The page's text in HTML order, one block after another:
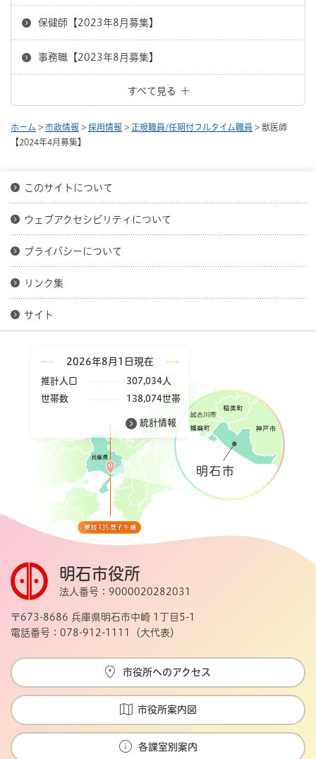
保健師【2023年8月募集】
事務職【2023年8月募集】
すべて見る
ホーム > 市政情報 > 採用情報 > 正規職員/任期付フルタイム職員 > 獣医師
【2024年4月募集】
このサイトについて
ウェブアクセシビリティについて
プライバシーについて
リンク集
サイト
2026年8月1日現在
推計人口
307,034人
世帯数
138,074世帯
統計情報
明石市役所
法人番号：9000020282031
〒673-8686 兵庫県明石市中崎 1丁目5-1
電話番号：078-912-1111（大代表）
市役所へのアクセス
市役所案内図
各課室別案内